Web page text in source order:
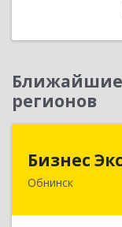
Ближайшие
регионов
Бизнес
Обнинск
249034,